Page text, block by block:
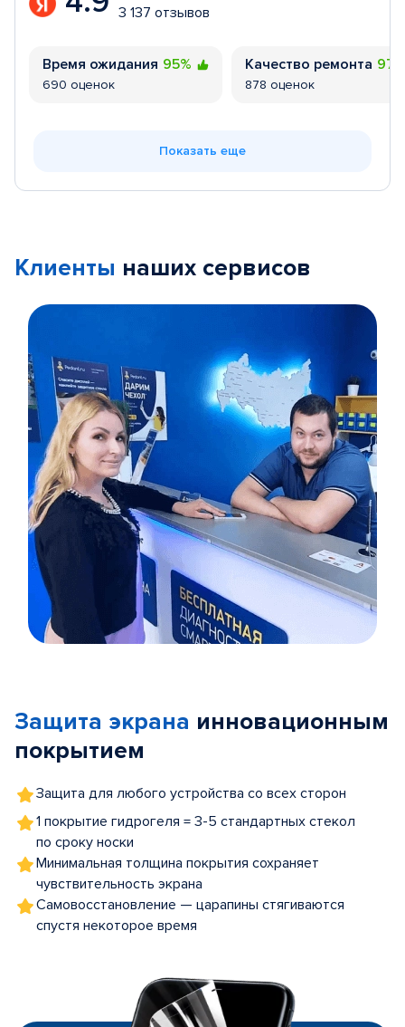
3 137 отзывов
Время ожидания 95%
690 оценок
Качество ремонта
878 оценок
Показать еще
Клиенты наших сервисов
5
Защита экрана инновационным
покрытием
Защита для любого устройства со всех сторон
1 покрытие гидрогеля = 3-5 стандартных стекол
по сроку носки
Минимальная толщина покрытия сохраняет
чувствительность экрана
Самовосстановление — царапины стягиваются
спустя некоторое время